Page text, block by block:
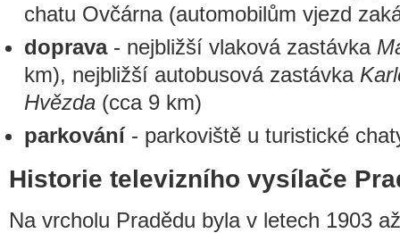
chatu Ovčárna (automobilům vjezd
doprava- nejbližší vlaková zastávka
km), nejbližší autobusová zastávka
Hvězda (cca 9 km)
parkování- parkoviště u turistické
Historie televizního vysílače
Na vrcholu Pradědu byla v letech 1903